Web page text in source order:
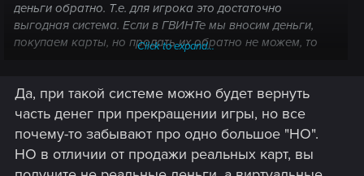
деньги обратно. Т.е. для игрока это достаточно
выгодная система. Если в ГВИНТе мы вносим деньги,
покупаем карты, но продать их обратно не можем, то
продаешь со скидкой или с прибылью. Но добавь в
такую систему фарм и появляются злоупотребления.
Click to expand...
Да, при такой системе можно будет вернуть
часть денег при прекращении игры, но все
почему-то забывают про одно большое "НО".
НО в отличии от продажи реальных карт, вы